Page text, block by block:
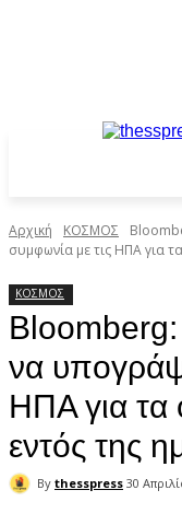
Αρχική ΚΟΣΜΟΣ
συμφωνία με τις ΗΠΑ για
ΚΟΣΜΟΣ
Βloomberg:
να
ΗΠΑ για τα
εντός της
By thesspress 30